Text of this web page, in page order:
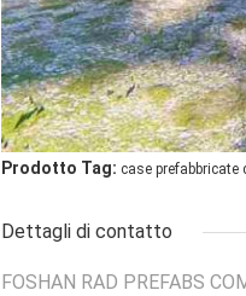
Prodotto Tag: case
Dettagli di contatto
FOSHAN RAD PREFABS